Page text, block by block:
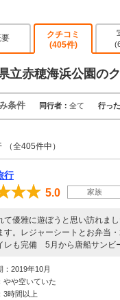
クチコミ
(405件)
立赤穂海浜公園の
条件 同行者： 全て 行っ
（全405件中）
行
5.0 家族
て優雅に遊ぼうと思い訪れま
す。レジャーシートとお弁当
レも完備 5月から唐船サンビ
：2019年10月
やや空いていた
3時間以上